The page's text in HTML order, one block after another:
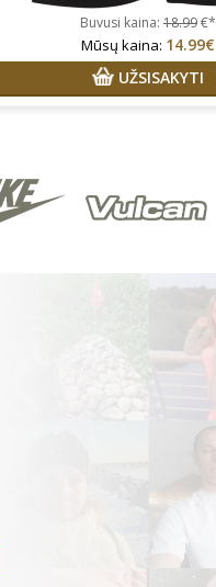
Buvusi kaina: 18.99€*
Mūsų kaina: 14.99€
UŽSISAKYTI